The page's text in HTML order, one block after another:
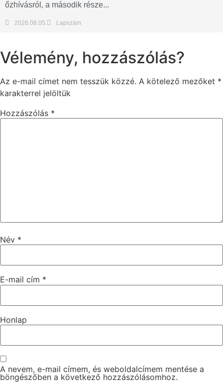
őzhívásról, a második része...
2026.08.05. Lapszám
Vélemény, hozzászólás?
Az e-mail címet nem tesszük közzé. A kötelező mezőket *
karakterrel jelöltük
Hozzászólás *
Név *
E-mail cím *
Honlap
A nevem, e-mail címem, és weboldalcímem mentése a
böngészőben a következő hozzászólásomhoz.